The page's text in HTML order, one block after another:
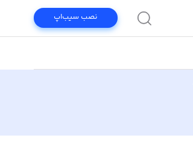
نصب سیب‌اپ